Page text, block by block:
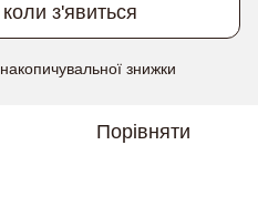
з'явиться
знижки
Порівняти